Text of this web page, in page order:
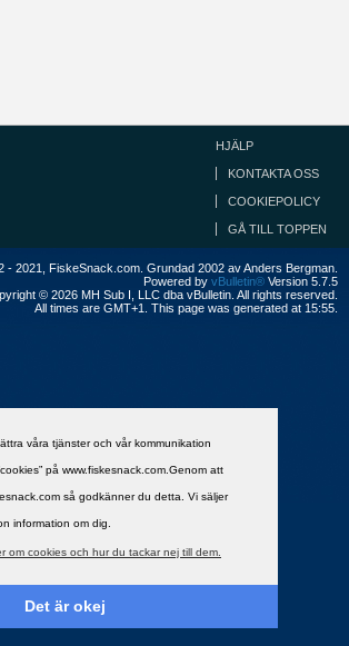
våra tjänster och vår kommunikation
på www.fiskesnack.com.Genom att
så godkänner du detta. Vi säljer
information om dig.
om cookies och hur du tackar nej till dem.
Det är okej
HJÄLP
KONTAKTA OSS
COOKIEPOLICY
GÅ TILL TOPPEN
- 2021, FiskeSnack.com. Grundad 2002 av Anders Bergman.
Powered by vBulletin® Version 5.7.5
© 2026 MH Sub I, LLC dba vBulletin. All rights reserved.
All times are GMT+1. This page was generated at 15:55.